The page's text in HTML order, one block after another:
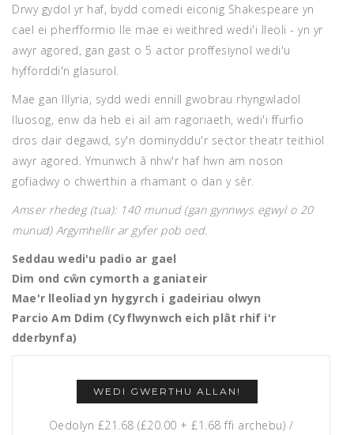
Drwy gydol yr haf, bydd comedi eiconig Shakespeare yn
cael ei pherfformio lle mae ei weithred wedi'i lleoli - yn yr
awyr agored, gan gast o 5 actor proffesiynol wedi'u
hyfforddi'n glasurol.
Mae gan Illyria, sydd wedi ennill gwobrau rhyngwladol
lluosog, enw da heb ei ail am ragoriaeth, wedi'i ffurfio
dros dair degawd, sy'n dominyddu'r sector theatr teithiol
awyr agored. Ymunwch â nhw'r haf hwn am noson
gofiadwy o chwerthin a rhamant o dan y sêr.
Amser rhedeg (tua): 140 munud (gan gynnwys egwyl o 20
munud) Argymhellir ar gyfer pob oed.
Seddau wedi'u padio ar gael
Dim ond cŵn cymorth a ganiateir
Mae'r lleoliad yn hygyrch i gadeiriau olwyn
Parcio Am Ddim (Cyflwynwch eich plât rhif i'r
dderbynfa)
WEDI GWERTHU ALLAN!
Oedolyn £21.68 (£20.00 + £1.68 ffi archebu) /